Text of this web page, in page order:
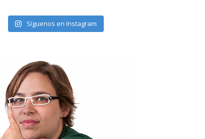
Síguenos en Instagram